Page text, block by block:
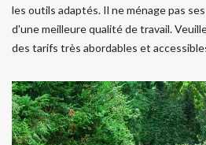
les outils adaptés. Il ne ménage pas
d'une meilleure qualité de travail.
des tarifs très abordables et